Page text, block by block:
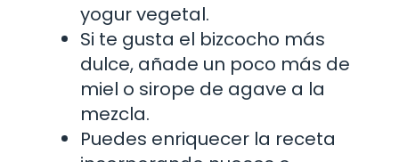
yogur vegetal.
Si te gusta el bizcocho más
dulce, añade un poco más de
miel o sirope de agave a la
mezcla.
Puedes enriquecer la receta